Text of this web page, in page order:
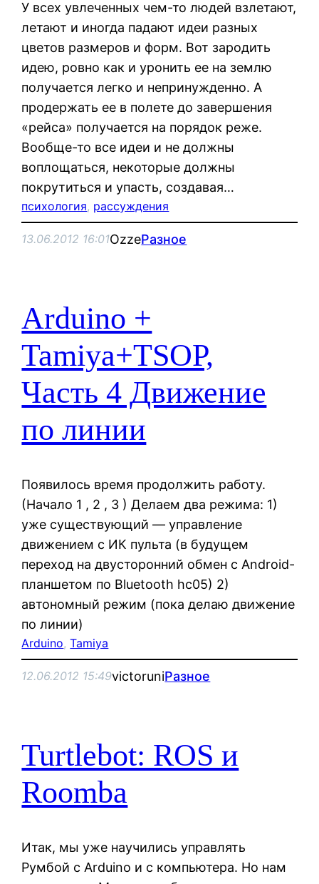
У всех увлеченных чем-то людей взлетают,
летают и иногда падают идеи разных
цветов размеров и форм. Вот зародить
идею, ровно как и уронить ее на землю
получается легко и непринужденно. А
продержать ее в полете до завершения
«рейса» получается на порядок реже.
Вообще-то все идеи и не должны
воплощаться, некоторые должны
покрутиться и упасть, создавая…
психология, рассуждения
13.06.2012 16:01OzzeРазное
Arduino +
Tamiya+TSOP,
Часть 4 Движение
по линии
Появилось время продолжить работу.
(Начало 1 , 2 , 3 ) Делаем два режима: 1)
уже существующий — управление
движением с ИК пульта (в будущем
переход на двусторонний обмен с Android-
планшетом по Bluetooth hc05) 2)
автономный режим (пока делаю движение
по линии)
Arduino, Tamiya
12.06.2012 15:49victoruniРазное
Turtlebot: ROS и
Roomba
Итак, мы уже научились управлять
Румбой с Arduino и с компьютера. Но нам